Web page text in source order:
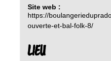
Site web :
https://
ouverte-et-bal-folk-8/
LIEU